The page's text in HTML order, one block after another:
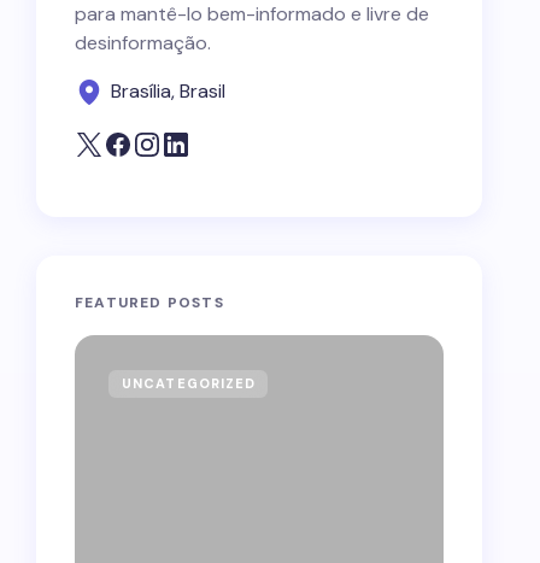
para mantê-lo bem-informado e livre de
desinformação.
Brasília, Brasil
FEATURED POSTS
UNCATEGORIZED